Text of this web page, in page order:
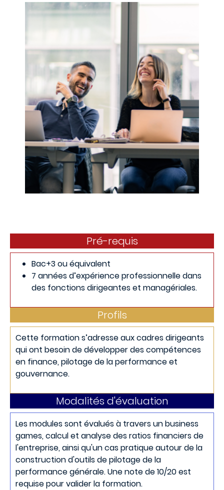
Pré-requis
Bac+3 ou équivalent
7 années d’expérience professionnelle dans
des fonctions dirigeantes et managériales.
Profils
Cette formation s’adresse aux cadres dirigeants
qui ont besoin de développer des compétences
en finance, pilotage de la performance et
gouvernance.
Modalités d'évaluation
Les modules sont évalués à travers un business
games, calcul et analyse des ratios financiers de
l'entreprise, ainsi qu'un cas pratique autour de la
construction d'outils de pilotage de la
performance générale. Une note de 10/20 est
requise pour valider la formation.